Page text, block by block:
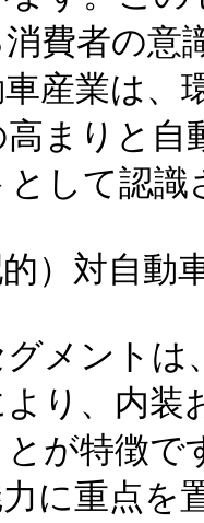
費者の意
産業は、
まりと自
して認識
）対自動
メントは
り、内装
が特徴で
に重点を